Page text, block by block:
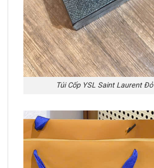
Túi Cốp YSL Saint Laurent